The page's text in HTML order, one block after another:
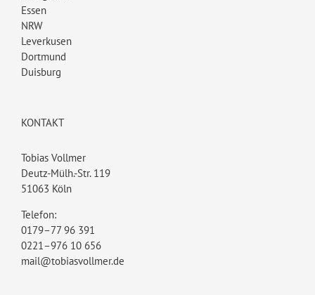
Essen
NRW
Leverkusen
Dortmund
Duisburg
KONTAKT
Tobias Vollmer
Deutz-Mülh.-Str. 119
51063 Köln
Telefon:
0179–77 96 391
0221–976 10 656
mail@tobiasvollmer.de